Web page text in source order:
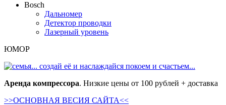
Bosch
Дальномер
Детектор проводки
Лазерный уровень
ЮМОР
Аренда компрессора. Низкие цены от 100 рублей + доставка
>>ОСНОВНАЯ ВЕСИЯ САЙТА<<